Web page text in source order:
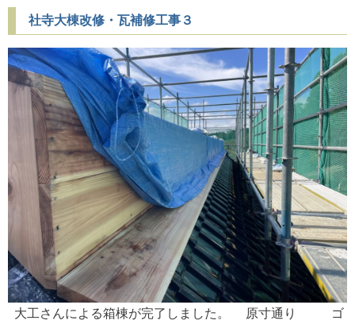
社寺大棟改修・瓦補修工事３
大工さんによる箱棟が完了しました。 原寸通り ゴ